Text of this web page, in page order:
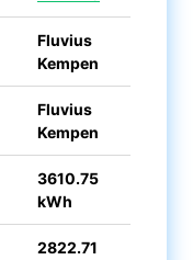
Fluvius
Kempen
Fluvius
Kempen
3610.75
kWh
2822.71